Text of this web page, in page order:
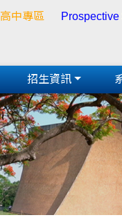
高中專區
招生資訊